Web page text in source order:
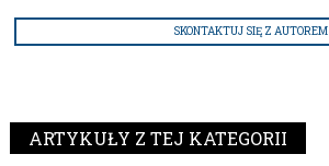
SKONTAKTUJ SIĘ Z AUTOREM
ARTYKUŁY Z TEJ KATEGORII